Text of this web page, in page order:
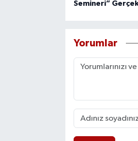
Semineri”
Yorumlar